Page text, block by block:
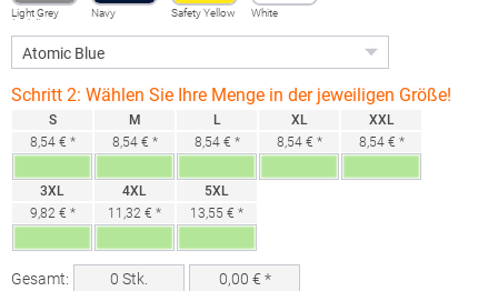
Light Grey
(Solid)
Navy Safety Yellow White
Schritt 2: Wählen Sie Ihre Menge in der jeweiligen Größe!
S
8,54 € *
M
8,54 € *
L
8,54 € *
XL
8,54 € *
XXL
8,54 € *
3XL
9,82 € *
4XL
11,32 € *
5XL
13,55 € *
Gesamt: 0 Stk. 0,00 € *